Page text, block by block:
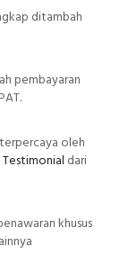
ditambah
pembayaran
oleh
Testimonial dari
khusus